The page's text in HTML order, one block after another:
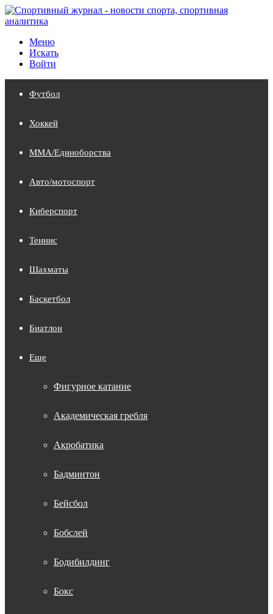
Меню
Искать
Войти
Футбол
Хоккей
MMA/Единоборства
Авто/мотоспорт
Киберспорт
Теннис
Шахматы
Баскетбол
Биатлон
Еще
Фигурное катание
Академическая гребля
Акробатика
Бадминтон
Бейсбол
Бобслей
Бодибилдинг
Бокс